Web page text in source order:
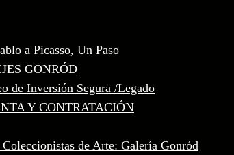
a Picasso, Un Paso
GONRÓD
de Inversión Segura /Legado
Y CONTRATACIÓN
de Arte: Galería Gonród